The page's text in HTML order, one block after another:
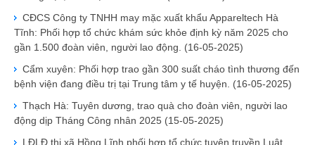
CĐCS Công ty TNHH may mặc xuất khẩu Appareltech Hà
Tĩnh: Phối hợp tổ chức khám sức khỏe định kỳ năm 2025 cho
gần 1.500 đoàn viên, người lao động. (16-05-2025)
Cẩm xuyên: Phối hợp trao gần 300 suất cháo tình thương đến
bệnh viện đang điều trị tại Trung tâm y tế huyện. (16-05-2025)
Thạch Hà: Tuyên dương, trao quà cho đoàn viên, người lao
động dịp Tháng Công nhân 2025 (15-05-2025)
LĐLĐ thị xã Hồng Lĩnh phối hợp tổ chức tuyên truyền Luật